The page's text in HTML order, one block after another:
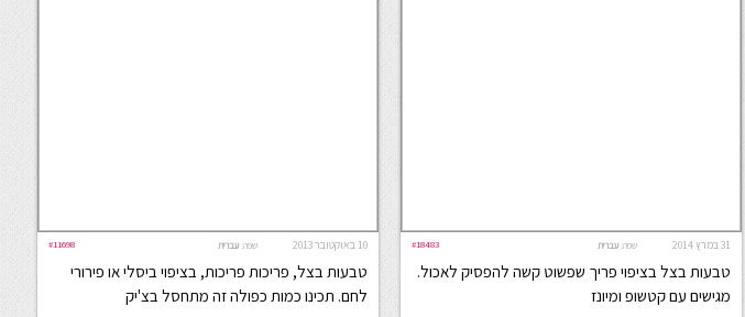
31 במרץ 2014 #18483 שפה: עברית
טבעות בצל בציפוי פריך שפשוט קשה להפסיק לאכול.
מגישים עם קטשופ ומיונז
10 באוקטובר 2013 #11698 שפה: עברית
טבעות בצל, פריכות פריכות, בציפוי ביסלי או פירורי
לחם. תכינו כמות כפולה זה מתחסל בצ'יק